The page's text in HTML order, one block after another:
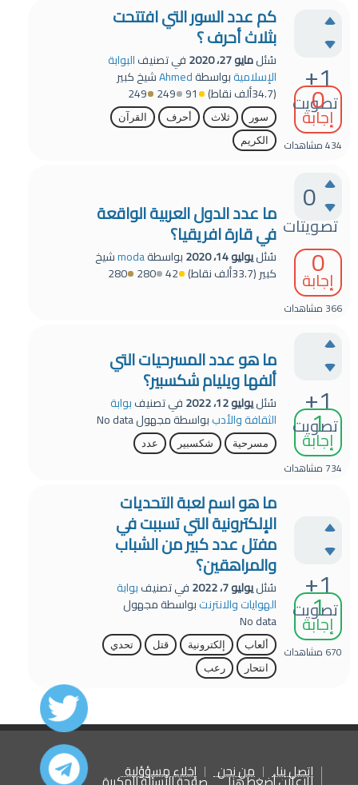
+1
تصويت
0
إجابة
434مشاهدات
كم عدد السور التي افتتحت
بثلاث أحرف ؟
سُئلمايو 27، 2020 في تصنيفالبوابة
الإسلاميةبواسطةAhmedشيخ كبير
(34.7ألف نقاط) 91
249
249
سور ثلاث أحرف
القرآن
الكريم
0
تصويتات
0
إجابة
366 مشاهدات
ما عدد الدول العربية الواقعة
في قارة افريقيا؟
سُئليوليو 14، 2020 بواسطةmodaشيخ
كبير(33.7ألف نقاط) 42
280
280
+1
تصويت
1
إجابة
734 مشاهدات
ما هو عدد المسرحيات التي
ألفها ويليام شكسبير؟
سُئليوليو 12، 2022 في تصنيفبوابة
الثقافة والأدببواسطةمجهولNo data
مسرحية شكسبير عدد
+1
تصويت
1
إجابة
670 مشاهدات
ما هو اسم لعبة التحديات
الإلكترونية التي تسببت في
مفتل عدد كبير من الشباب
والمراهقين؟
سُئليوليو 7، 2022 في تصنيفبوابة
الهوايات والانترنتبواسطةمجهول
No data
ألعاب إلكترونية قتل
تحدي
انتحار
رعب
اتصل بنا من نحن إخلاء مسؤؤلية